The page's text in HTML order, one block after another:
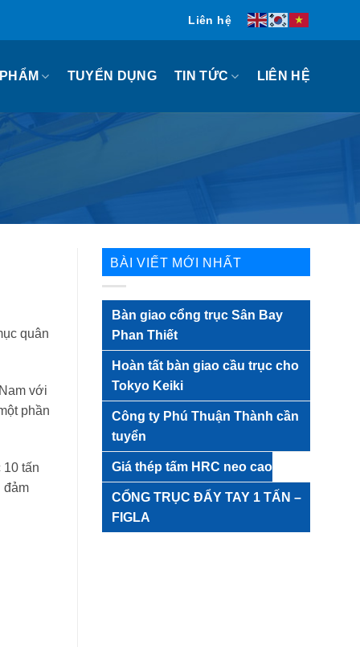
Liên hệ
TUYỂN DỤNG TIN TỨC LIÊN HỆ
quân
với
phần
10 tấn
đảm
BÀI VIẾT MỚI NHẤT
Bàn giao cổng trục Sân Bay
Phan Thiết
Hoàn tất bàn giao cầu trục cho
Tokyo Keiki
Công ty Phú Thuận Thành cần
tuyển
Giá thép tấm HRC neo cao
CỔNG TRỤC ĐẨY TAY 1 TẤN –
FIGLA